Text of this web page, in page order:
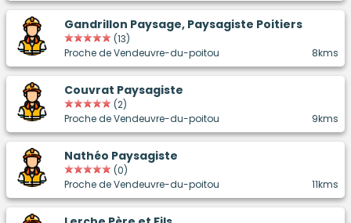
Gandrillon Paysage, Paysagiste Poitiers
(13)
Proche de Vendeuvre-du-poitou
8kms
Couvrat Paysagiste
(2)
Proche de Vendeuvre-du-poitou
9kms
Nathéo Paysagiste
(0)
Proche de Vendeuvre-du-poitou
11kms